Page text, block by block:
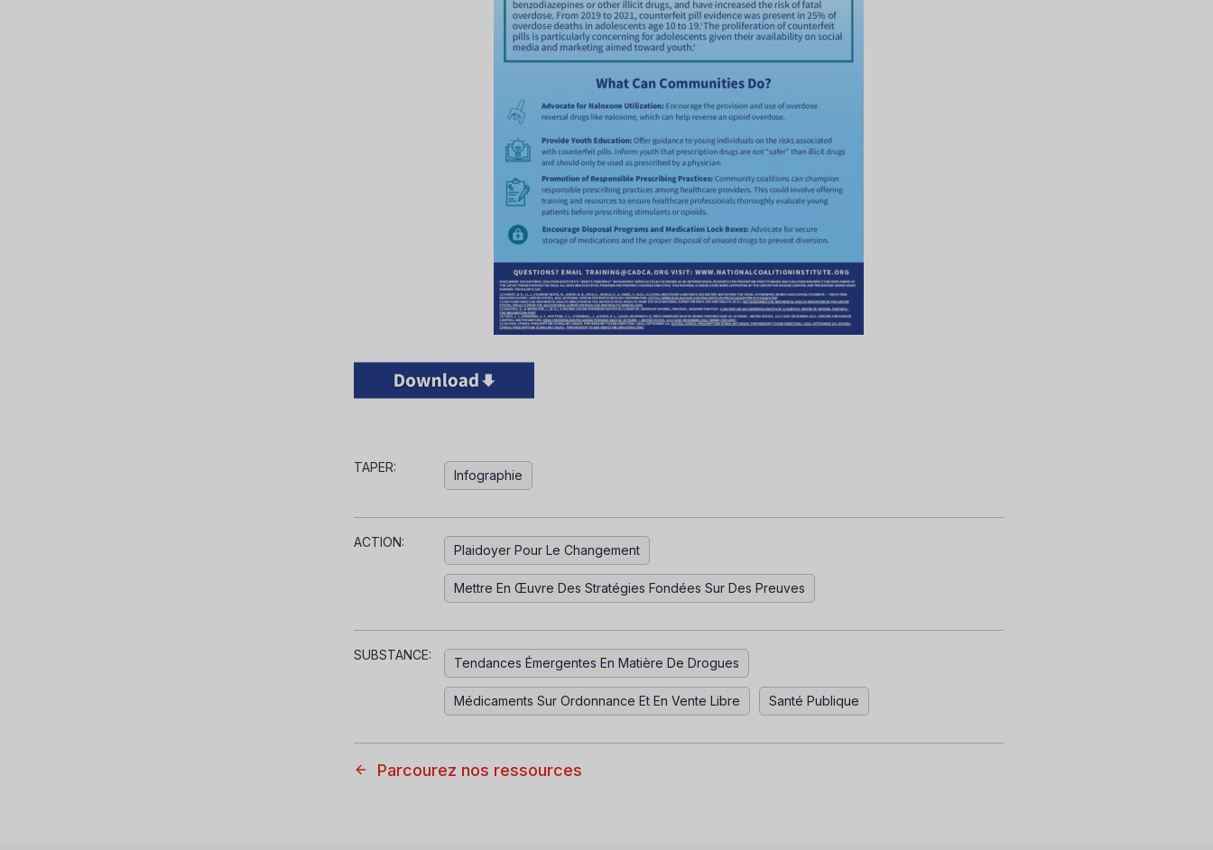
TAPER:
Infographie
ACTION:
Plaidoyer Pour Le Changement
Mettre En Œuvre Des Stratégies Fondées Sur Des Preuves
SUBSTANCE:
Tendances Émergentes En Matière De Drogues
Médicaments Sur Ordonnance Et En Vente Libre Santé Publique
Parcourez nos ressources